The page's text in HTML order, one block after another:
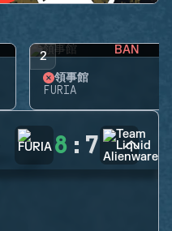
2 BAN
領事館
FURIA
8 : 7